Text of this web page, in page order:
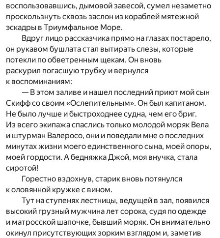
воспользовавшись, дымовой завесой, сумел незаметно
проскользнуть сквозь заслон из кораблей мятежной
эскадры в Триумфальное Море.
Вдруг лицо рассказчика прямо на глазах постарело,
он рукавом бушлата стал вытирать слезы, которые
потекли по обветренным щекам. Он вновь
раскурил погасшую трубку и вернулся
к воспоминаниям:
— В этом заливе и нашел последний приют мой сын
Скифф со своим «Ослепительным». Он был капитаном.
Не было лучше и быстроходнее судна, чем его бриг.
Из всего экипажа спаслись только молодой моряк Вела
и штурман Валеросо, они и поведали мне о последних
минутах жизни моего единственного сына, моей опоры,
моей гордости. А бедняжка Джой, моя внучка, стала
сиротой!
Горестно вздохнув, старик вновь потянулся
к оловянной кружке с вином.
Тут на ступенях лестницы, ведущей в зал, появился
высокий грузный мужчина лет сорока, судя по одежде
и матросской шапочке, бывший моряк. Он внимательно
окинул присутствующих зорким взглядом и, заметив